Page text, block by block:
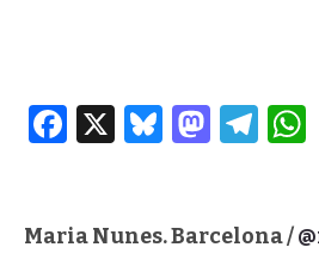
Facebook
X Bluesky
Maria Nunes. Barcelona /